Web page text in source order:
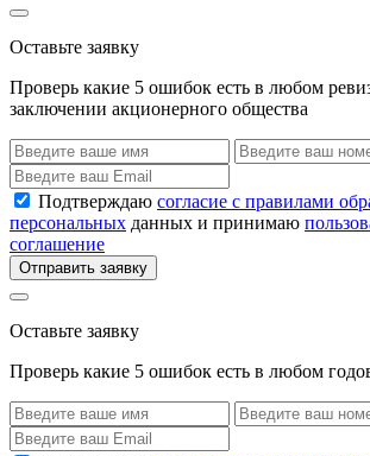
Оставьте заявку
Проверь какие 5 ошибок есть в любом
заключении акционерного общества
Подтверждаю согласие с правилами
персональных данных и принимаю
соглашение
Отправить заявку
Оставьте заявку
Проверь какие 5 ошибок есть в любом